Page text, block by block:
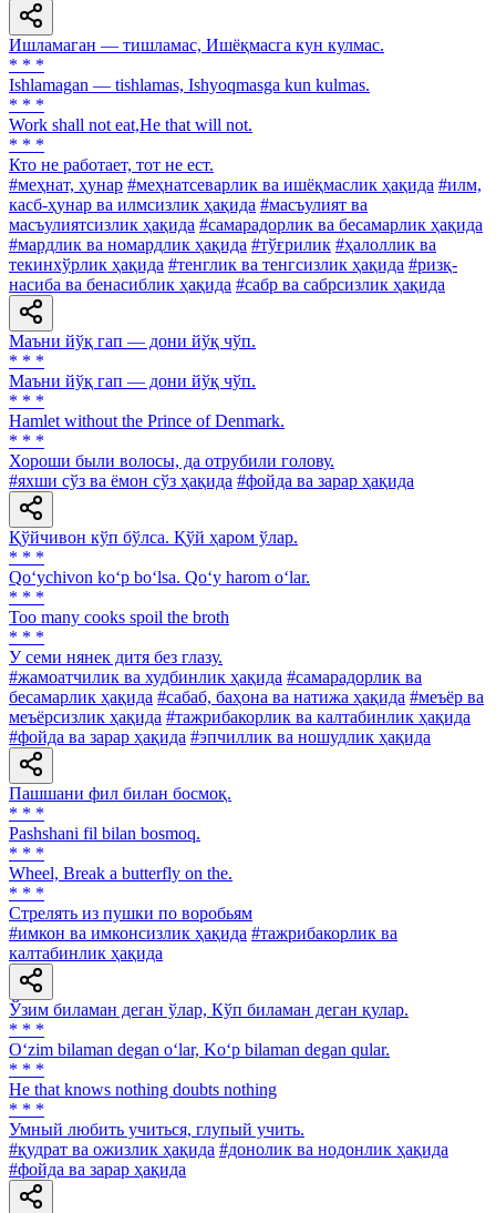
Ишламаган — тишламас, Ишёқмасга кун кулмас.
* * *
Ishlamagan — tishlamas, Ishyoqmasga kun kulmas.
* * *
Work shall not eat,He that will not.
* * *
Кто не работает, тот не ест.
#меҳнат, ҳунар #меҳнатсеварлик ва ишёқмаслик ҳақида #илм,
касб-ҳунар ва илмсизлик ҳақида #масъулият ва
масъулиятсизлик ҳақида #самарадорлик ва бесамарлик ҳақида
#мардлик ва номардлик ҳақида #тўғрилик #ҳалоллик ва
текинхўрлик ҳақида #тенглик ва тенгсизлик ҳақида #ризқ-
насиба ва бенасиблик ҳақида #сабр ва сабрсизлик ҳақида
Маъни йўқ гап — дони йўқ чўп.
* * *
Маъни йўқ гап — дони йўқ чўп.
* * *
Hamlet without the Prince of Denmark.
* * *
Хороши были волосы, да отрубили голову.
#яхши сўз ва ёмон сўз ҳақида #фойда ва зарар ҳақида
Қўйчивон кўп бўлса. Қўй ҳаром ўлар.
* * *
Qo‘ychivon ko‘p bo‘lsa. Qo‘y harom o‘lar.
* * *
Too many cooks spoil the broth
* * *
У семи нянек дитя без глазу.
#жамоатчилик ва худбинлик ҳақида #самарадорлик ва
бесамарлик ҳақида #сабаб, баҳона ва натижа ҳақида #меъёр ва
меъёрсизлик ҳақида #тажрибакорлик ва калтабинлик ҳақида
#фойда ва зарар ҳақида #эпчиллик ва ношудлик ҳақида
Пашшани фил билан босмоқ.
* * *
Pashshani fil bilan bosmoq.
* * *
Wheel, Break a butterfly on the.
* * *
Стрелять из пушки по воробьям
#имкон ва имконсизлик ҳақида #тажрибакорлик ва
калтабинлик ҳақида
Ўзим биламан деган ўлар, Кўп биламан деган қулар.
* * *
O‘zim bilaman degan o‘lar, Ko‘p bilaman degan qular.
* * *
He that knows nothing doubts nothing
* * *
Умный любить учиться, глупый учить.
#қудрат ва ожизлик ҳақида #донолик ва нодонлик ҳақида
#фойда ва зарар ҳақида